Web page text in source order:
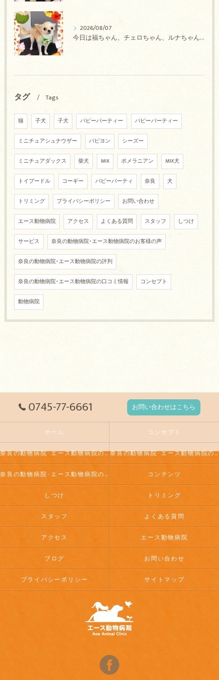
2026/08/07
今日は福ちゃん、チェロちゃん、ルナちゃん、Royちゃん、アネラちゃん、ポコちゃんのトリミングの紹介です【奈良のエース動物病院】
タグ Tags
猫 子犬 子犬 パピーパーティー パピーパーティー
ミニチュアシュナウザー パピヨン シーズー
ミニチュアダックス 柴犬 MIX ポメラニアン MIX犬
トイプードル コーギー パピーパーティ 奈良 犬
トリミング プライバシーポリシー お問い合わせ
エース動物病院 アクセス よくある質問 スタッフ しつけ
サービス 奈良の動物病院･エース動物病院のお客様の声
奈良の動物病院･エース動物病院の評判
奈良の動物病院･エース動物病院の口コミ情報 コンセプト
動物病院
0745-77-6661 お問い合わせはこちら
ホーム コンセプト
奈良の動物病院･エース動物病院の口コミ情報 奈良の動物病院･エース動物病院の評判
奈良の動物病院･エース動物病院のお客様の声 コンテンツ
しつけ トリミング
スタッフ よくある質問
アクセス エース動物病院
ブログ お問い合わせ
プライバシーポリシー サイトマップ